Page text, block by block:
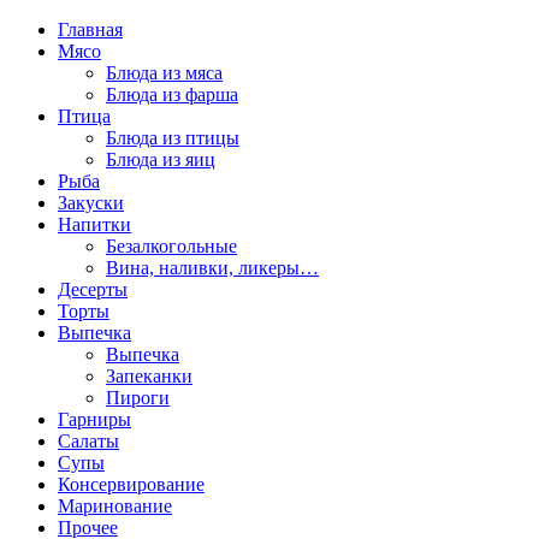
Главная
Мясо
Блюда из мяса
Блюда из фарша
Птица
Блюда из птицы
Блюда из яиц
Рыба
Закуски
Напитки
Безалкогольные
Вина, наливки, ликеры…
Десерты
Торты
Выпечка
Выпечка
Запеканки
Пироги
Гарниры
Салаты
Супы
Консервирование
Маринование
Прочее